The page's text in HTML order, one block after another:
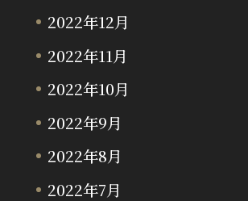
2022年12月
2022年11月
2022年10月
2022年9月
2022年8月
2022年7月